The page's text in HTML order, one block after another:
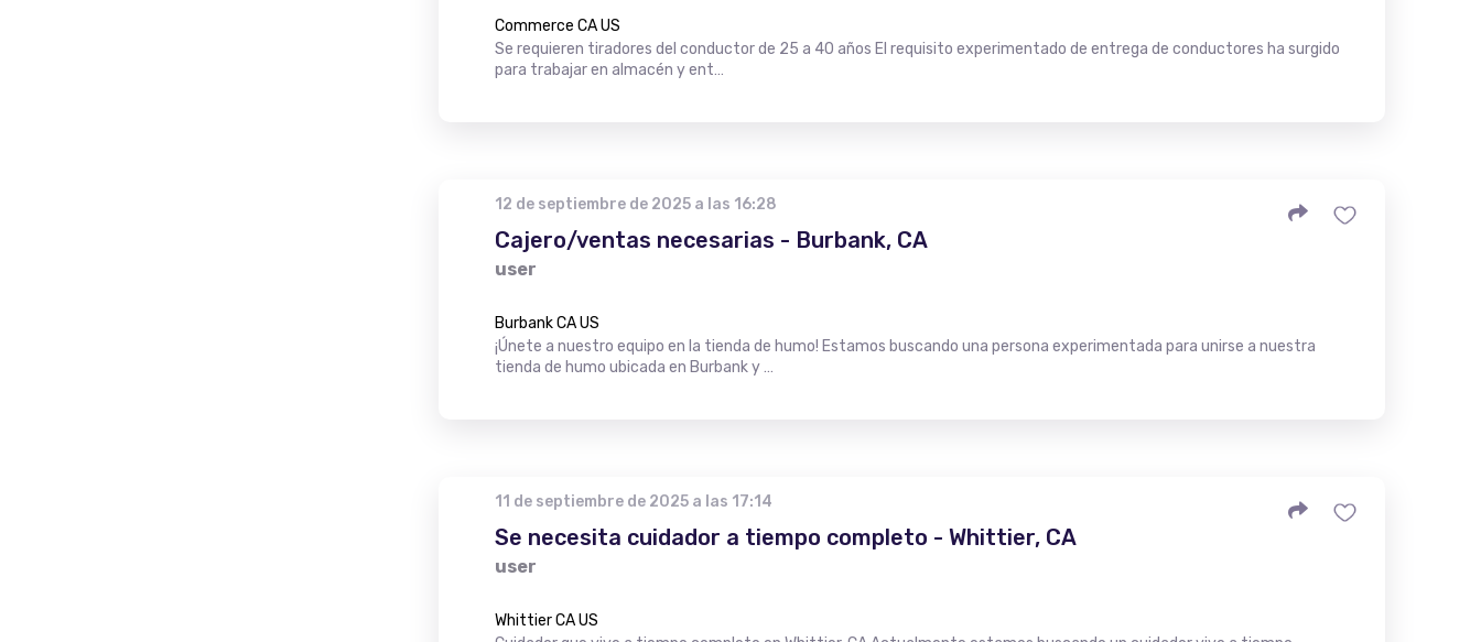
Commerce CA US
Se requieren tiradores del conductor de 25 a 40 años El requisito experimentado de entrega de conductores ha surgido
para trabajar en almacén y ent…
12 de septiembre de 2025 a las 16:28
Cajero/ventas necesarias - Burbank, CA
user
Burbank CA US
¡Únete a nuestro equipo en la tienda de humo! Estamos buscando una persona experimentada para unirse a nuestra
tienda de humo ubicada en Burbank y …
11 de septiembre de 2025 a las 17:14
Se necesita cuidador a tiempo completo - Whittier, CA
user
Whittier CA US